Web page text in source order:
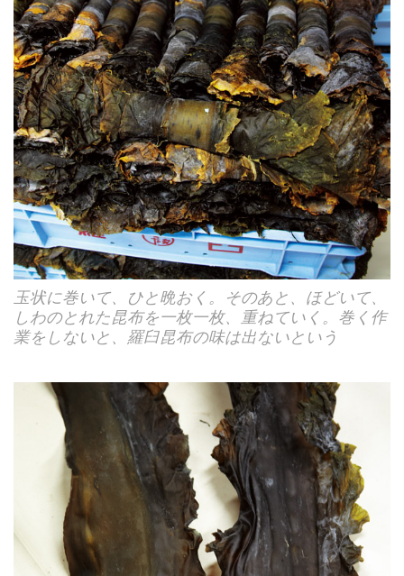
玉状に巻いて、ひと晩おく。そのあと、ほどいて、
しわのとれた昆布を一枚一枚、重ねていく。巻く作
業をしないと、羅臼昆布の味は出ないという